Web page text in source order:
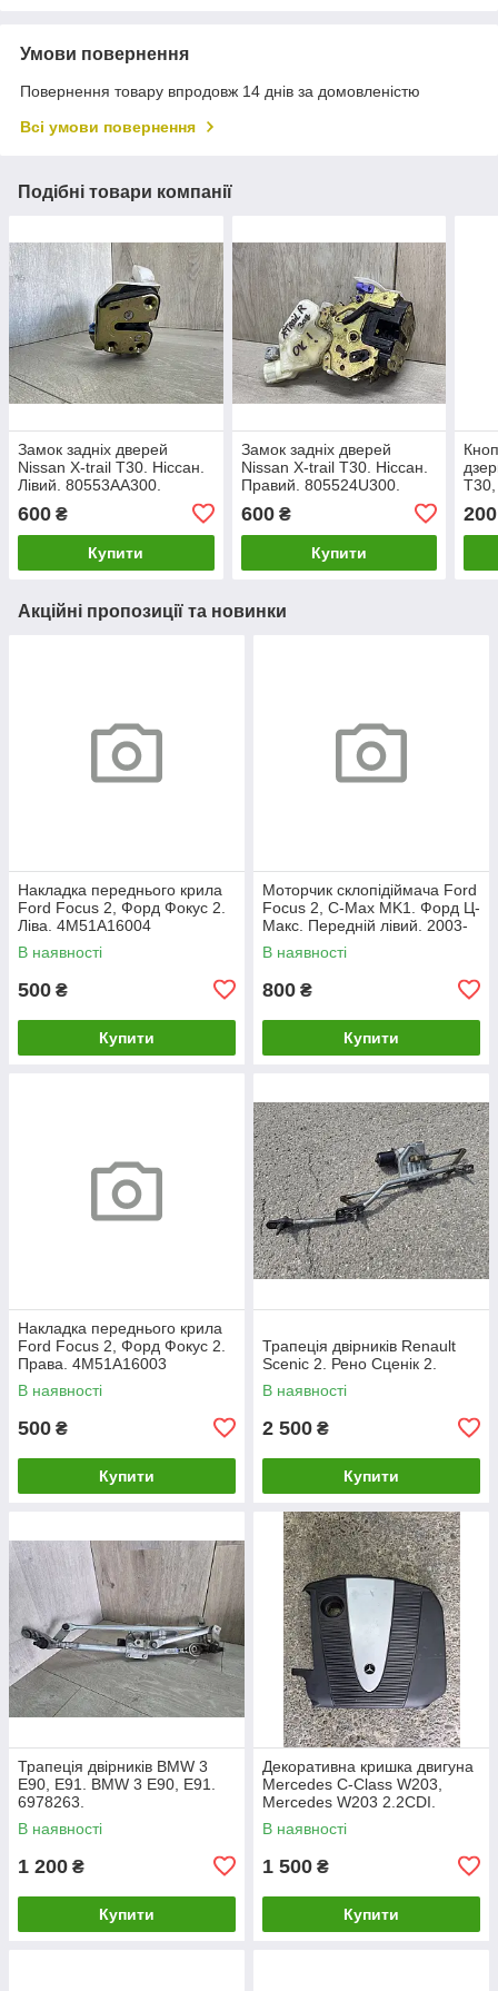
Умови повернення
Повернення товару впродовж 14 днів за домовленістю
Всі умови повернення
Подібні товари компанії
Замок задніх дверей
Nissan X-trail T30. Ніссан.
Лівий. 80553AA300.
600 ₴
Купити
Замок задніх дверей
Nissan X-trail T30. Ніссан.
Правий. 805524U300.
600₴
Купити
T30,
200
Акційні пропозиції та новинки
Накладка переднього крила
Ford Focus 2, Форд Фокус 2.
Ліва. 4M51A16004
В наявності
500 ₴
Купити
Моторчик склопідіймача Ford
Focus 2, C-Max MK1. Форд Ц-
Макс. Передній лівий. 2003-
2007. 981405110.
В наявності
800 ₴
Купити
Накладка переднього крила
Ford Focus 2, Форд Фокус 2.
Права. 4M51A16003
В наявності
500 ₴
Купити
Трапеція двірників Renault
Scenic 2. Рено Сценік 2.
В наявності
2 500 ₴
Купити
Трапеція двірників BMW 3
E90, E91. BMW 3 Е90, Е91.
6978263.
В наявності
1 200 ₴
Купити
Декоративна кришка двигуна
Mercedes C-Class W203,
Mercedes W203 2.2CDI.
A6460100467.
В наявності
1 500 ₴
Купити